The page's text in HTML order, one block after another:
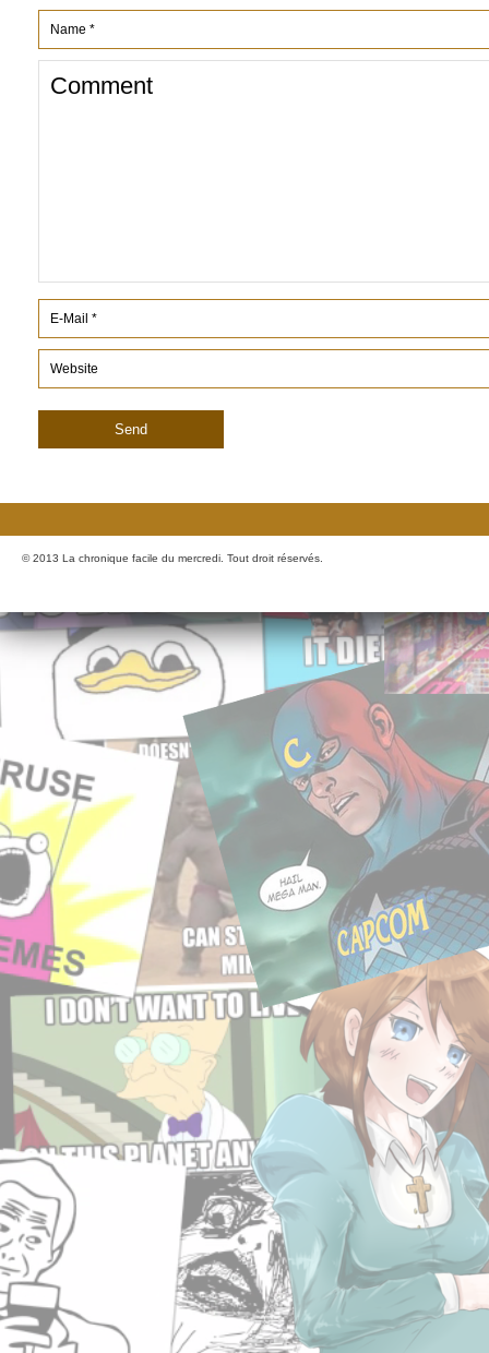
© 2013 La chronique facile du mercredi. Tout droit réservés.